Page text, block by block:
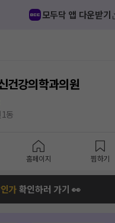
모두닥 앱 다운받기
건강의학과의원
동
홈페이지 찜하기
가확인하러 가기 👀